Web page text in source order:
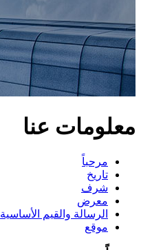
معلومات عنا
مرحباً
تاريخ
شرف
معرض
الرسالة والقيم الأساسية
موقع